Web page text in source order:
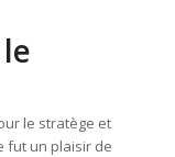
le stratège et
fut un plaisir de